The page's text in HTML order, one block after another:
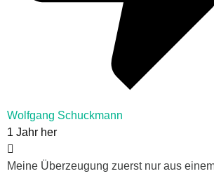
Wolfgang Schuckmann
1 Jahr her
Meine Überzeugung zuerst nur aus